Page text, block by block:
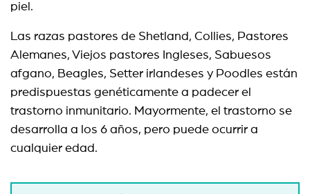
piel.
Las razas pastores de Shetland, Collies, Pastores
Alemanes, Viejos pastores Ingleses, Sabuesos
afgano, Beagles, Setter irlandeses y Poodles están
predispuestas genéticamente a padecer el
trastorno inmunitario. Mayormente, el trastorno se
desarrolla a los 6 años, pero puede ocurrir a
cualquier edad.